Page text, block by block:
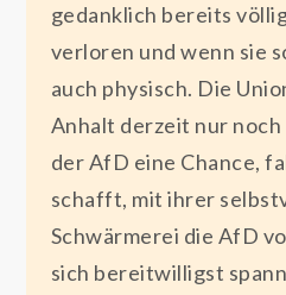
gedanklich bereits
verloren und wenn sie
auch physisch. Die
Anhalt derzeit nur
der AfD eine Chance,
schafft, mit ihrer
Schwärmerei die AfD
sich bereitwilligst